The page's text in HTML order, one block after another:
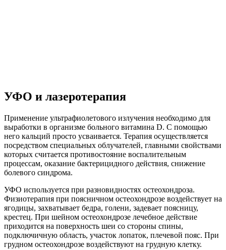
УФО и лазеротерапия
Применение ультрафиолетового излучения необходимо для
выработки в организме больного витамина D. С помощью
него кальций просто усваивается. Терапия осуществляется
посредством специальных облучателей, главными свойствами
которых считается противостояние воспалительным
процессам, оказание бактерицидного действия, снижение
болевого синдрома.
УФО используется при разновидностях остеохондроза.
Физиотерапия при поясничном остеохондрозе воздействует на
ягодицы, захватывает бедра, голени, задевает поясницу,
крестец. При шейном остеохондрозе лечебное действие
приходится на поверхность шеи со стороны спины,
подключичную область, участок лопаток, плечевой пояс. При
грудном остеохондрозе воздействуют на грудную клетку.